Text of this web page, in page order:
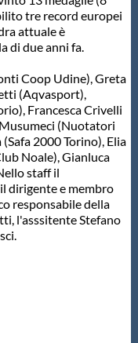
tre record europei
attuale è
di due anni fa.
Coop Udine), Greta
(Aqvasport),
Francesca Crivelli
(Nuotatori
2000 Torino), Elia
Noale), Gianluca
staff il
dirigente e membro
responsabile della
l'asssitente Stefano